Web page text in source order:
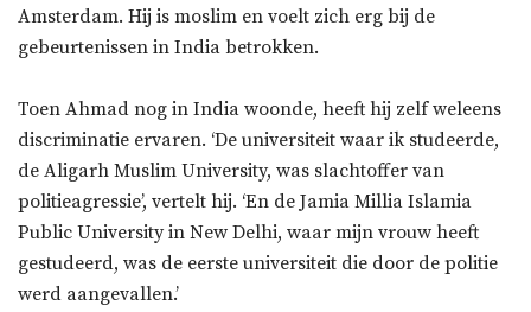
Amsterdam. Hij is moslim en voelt zich erg bij de
gebeurtenissen in India betrokken.
Toen Ahmad nog in India woonde, heeft hij zelf weleens
discriminatie ervaren. ‘De universiteit waar ik studeerde,
de Aligarh Muslim University, was slachtoffer van
politieagressie’, vertelt hij. ‘En de Jamia Millia Islamia
Public University in New Delhi, waar mijn vrouw heeft
gestudeerd, was de eerste universiteit die door de politie
werd aangevallen.’